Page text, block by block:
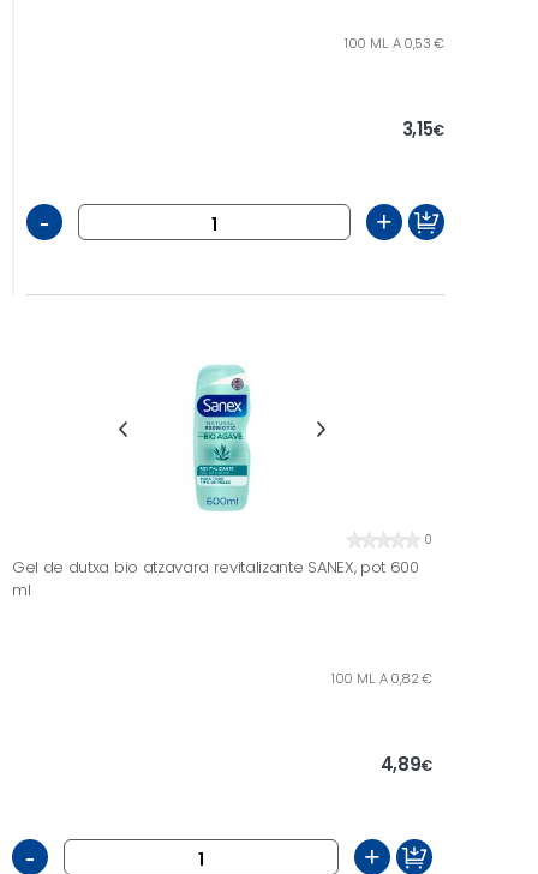
100 ML. A 0,53 €
3,15€
- +
0
Gel de dutxa bio atzavara revitalizante SANEX, pot 600
ml
100 ML. A 0,82 €
4,89€
- +